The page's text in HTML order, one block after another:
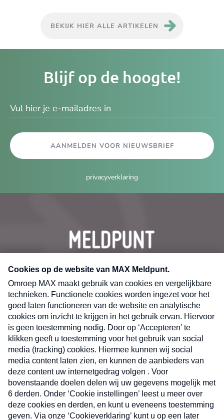
BEKIJK HIER ALLE ARTIKELEN
Blijf op de hoogte!
AANMELDEN VOOR NIEUWSBRIEF
privacyverklaring
CONTACT
Volg ons op
X
Nieuwsbrief